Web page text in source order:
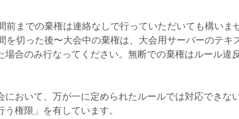
前までの棄権は連絡なしで行っていただいても構いま
を切った後〜大会中の棄権は、大会用サーバーのテ
場合のみ行なってください。無断での棄権はルール違
において、万が一に定められたルールでは対応でき
権限」を有しています。